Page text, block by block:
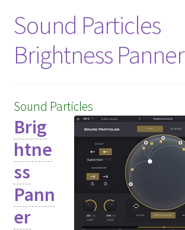
Sound Particles
Brightness Panner
Sound Particles
Brig
htne
ss
Pann
er